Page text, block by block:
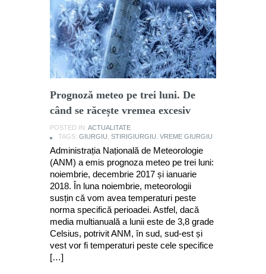
Prognoză meteo pe trei luni. De
când se răcește vremea excesiv
POSTED IN: ACTUALITATE
TAGS: GIURGIU STIRIGIURGIU VREME GIURGIU
Administrația Națională de Meteorologie
(ANM) a emis prognoza meteo pe trei luni:
noiembrie, decembrie 2017 și ianuarie
2018. În luna noiembrie, meteorologii
susțin că vom avea temperaturi peste
norma specifică perioadei. Astfel, dacă
media multianuală a lunii este de 3,8 grade
Celsius, potrivit ANM, în sud, sud-est și
vest vor fi temperaturi peste cele specifice
[…]